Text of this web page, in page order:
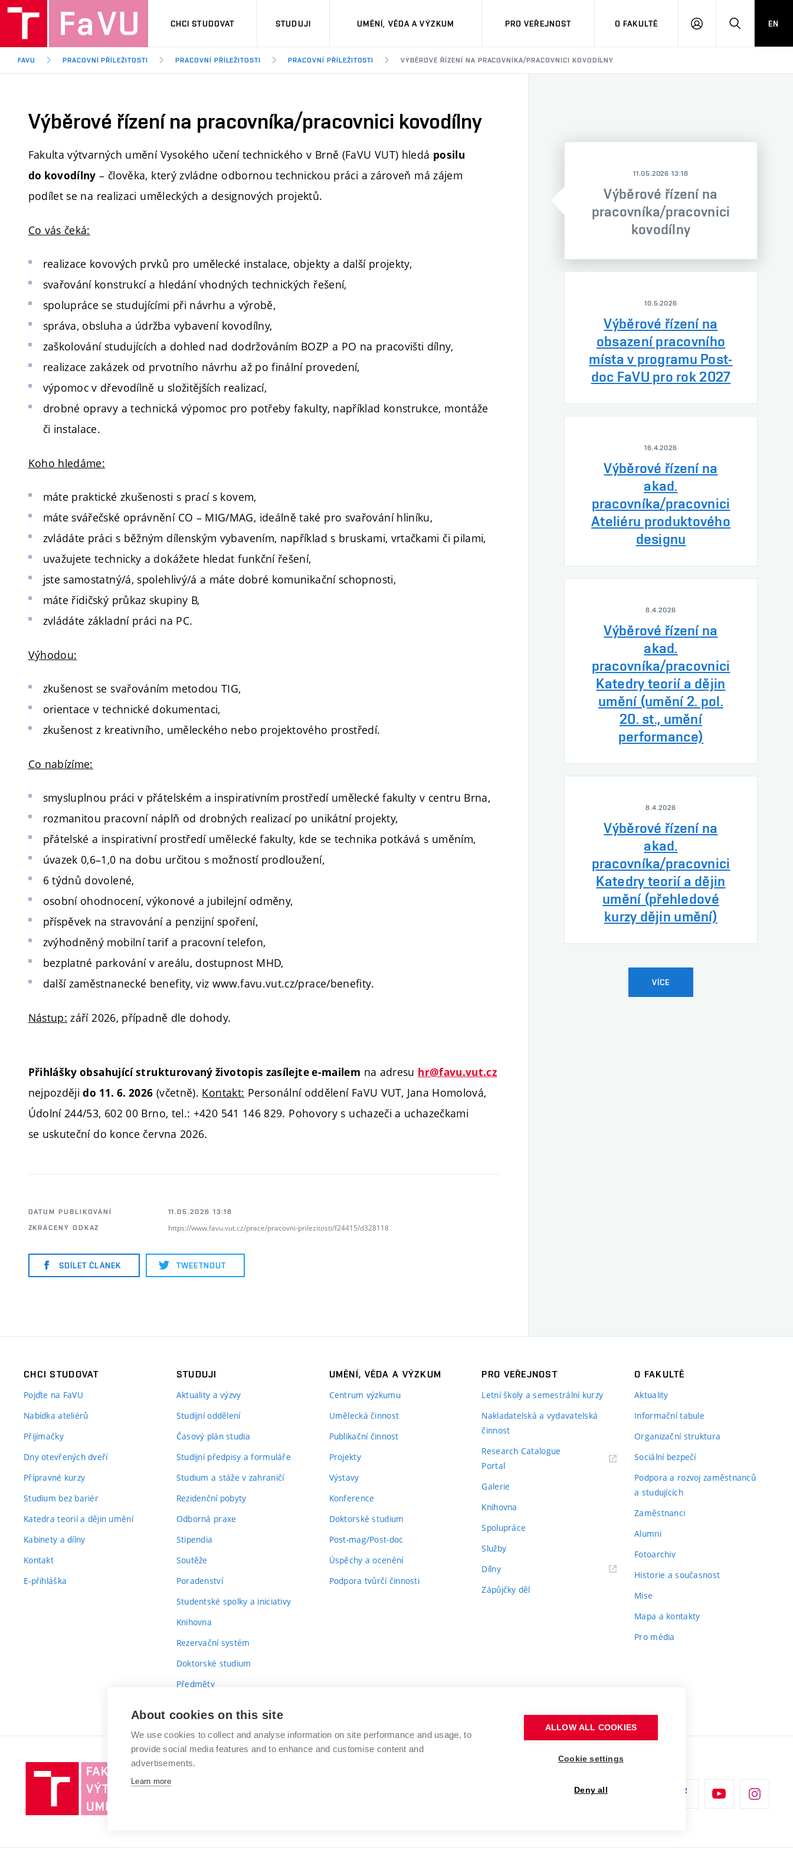
CHCI STUDOVAT STUDUJI UMĚNÍ, VĚDA A VÝZKUM PRO VEŘEJNOST O FAKULTĚ
PŘIHLÁSITHLEDAT
EN
FAVU PRACOVNÍ PŘÍLEŽITOSTI PRACOVNÍ PŘÍLEŽITOSTI PRACOVNÍ PŘÍLEŽITOSTI VÝBĚROVÉ ŘÍZENÍ NA PRACOVNÍKA/PRACOVNICI KOVODÍLNY
Výběrové řízení na pracovníka/pracovnici kovodílny
Fakulta výtvarných umění Vysokého učení technického v Brně (FaVU VUT) hledá posilu
do kovodílny – člověka, který zvládne odbornou technickou práci a zároveň má zájem
podílet se na realizaci uměleckých a designových projektů.
Co vás čeká:
realizace kovových prvků pro umělecké instalace, objekty a další projekty,
svařování konstrukcí a hledání vhodných technických řešení,
spolupráce se studujícími při návrhu a výrobě,
správa, obsluha a údržba vybavení kovodílny,
zaškolování studujících a dohled nad dodržováním BOZP a PO na pracovišti dílny,
realizace zakázek od prvotního návrhu až po finální provedení,
výpomoc v dřevodílně u složitějších realizací,
drobné opravy a technická výpomoc pro potřeby fakulty, například konstrukce, montáže
či instalace.
Koho hledáme:
máte praktické zkušenosti s prací s kovem,
máte svářečské oprávnění CO – MIG/MAG, ideálně také pro svařování hliníku,
zvládáte práci s běžným dílenským vybavením, například s bruskami, vrtačkami či pilami,
uvažujete technicky a dokážete hledat funkční řešení,
jste samostatný/á, spolehlivý/á a máte dobré komunikační schopnosti,
máte řidičský průkaz skupiny B,
zvládáte základní práci na PC.
Výhodou:
zkušenost se svařováním metodou TIG,
orientace v technické dokumentaci,
zkušenost z kreativního, uměleckého nebo projektového prostředí.
Co nabízíme:
smysluplnou práci v přátelském a inspirativním prostředí umělecké fakulty v centru Brna,
rozmanitou pracovní náplň od drobných realizací po unikátní projekty,
přátelské a inspirativní prostředí umělecké fakulty, kde se technika potkává s uměním,
úvazek 0,6–1,0 na dobu určitou s možností prodloužení,
6 týdnů dovolené,
osobní ohodnocení, výkonové a jubilejní odměny,
příspěvek na stravování a penzijní spoření,
zvýhodněný mobilní tarif a pracovní telefon,
bezplatné parkování v areálu, dostupnost MHD,
další zaměstnanecké benefity, viz www.favu.vut.cz/prace/benefity.
Nástup: září 2026, případně dle dohody.
Přihlášky obsahující strukturovaný životopis zasílejte e-mailem na adresu hr@favu.vut.cz
nejpozdějido 11. 6. 2026 (včetně). Kontakt: Personální oddělení FaVU VUT, Jana Homolová,
Údolní 244/53, 602 00 Brno, tel.: +420 541 146 829. Pohovory s uchazeči a uchazečkami
se uskuteční do konce června 2026.
DATUM PUBLIKOVÁNÍ
11.05.2026 13:18
ZKRÁCENÝ ODKAZ
https://www.favu.vut.cz/prace/pracovni-prilezitosti/f24415/d328118
SDÍLET ČLÁNEK TWEETNOUT
11.05.2026 13:18
Výběrové řízení na
pracovníka/pracovnici
kovodílny
10.5.2026
Výběrové řízení na
obsazení pracovního
místa v programu Post-
doc FaVU pro rok 2027
16.4.2026
Výběrové řízení na
akad.
pracovníka/pracovnici
Ateliéru produktového
designu
8.4.2026
Výběrové řízení na
akad.
pracovníka/pracovnici
Katedry teorií a dějin
umění (umění 2. pol.
20. st., umění
performance)
8.4.2026
Výběrové řízení na
akad.
pracovníka/pracovnici
Katedry teorií a dějin
umění (přehledové
kurzy dějin umění)
VÍCE
CHCI STUDOVAT
Pojďte na FaVU
Nabídka ateliérů
Přijímačky
Dny otevřených dveří
Přípravné kurzy
Studium bez bariér
Katedra teorií a dějin umění
Kabinety a dílny
Kontakt
E-přihláška
STUDUJI
Aktuality a výzvy
Studijní oddělení
Časový plán studia
Studijní předpisy a formuláře
Studium a stáže v zahraničí
Rezidenční pobyty
Odborná praxe
Stipendia
Soutěže
Poradenství
Studentské spolky a iniciativy
Knihovna
Rezervační systém
Doktorské studium
Předměty
UMĚNÍ, VĚDA A VÝZKUM
Centrum výzkumu
Umělecká činnost
Publikační činnost
Projekty
Výstavy
Konference
Doktorské studium
Post-mag/Post-doc
Úspěchy a ocenění
Podpora tvůrčí činnosti
PRO VEŘEJNOST
Letní školy a semestrální kurzy
Nakladatelská a vydavatelská
činnost
Research Catalogue
Portal
Galerie
Knihovna
Spolupráce
Služby
Dílny
Zápůjčky děl
O FAKULTĚ
Aktuality
Informační tabule
Organizační struktura
Sociální bezpečí
Podpora a rozvoj zaměstnanců
a studujících
Zaměstnanci
Alumni
Fotoarchiv
Historie a současnost
Mise
Mapa a kontakty
Pro média
Vysoké
About cookies on this site
We use cookies to collect and analyse information on site performance and usage, to
provide social media features and to enhance and customise content and
advertisements.
Learn more
ALLOW ALL COOKIES
Cookie settings
Deny all